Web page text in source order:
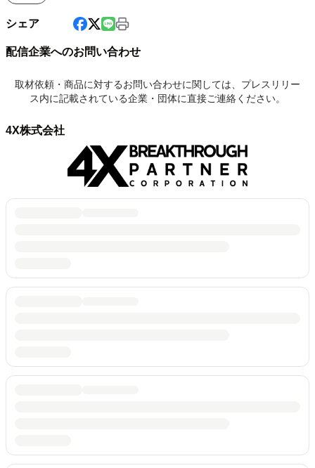
シェア
配信企業へのお問い合わせ
取材依頼・商品に対するお問い合わせに関しては、プレスリリー
ス内に記載されている企業・団体に直接ご連絡ください。
4X株式会社